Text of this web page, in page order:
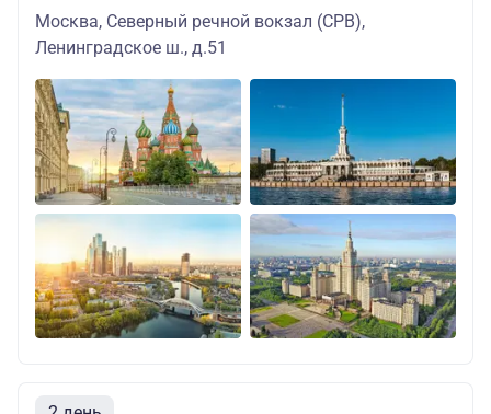
Москва, Северный речной вокзал (СРВ),
Ленинградское ш., д.51